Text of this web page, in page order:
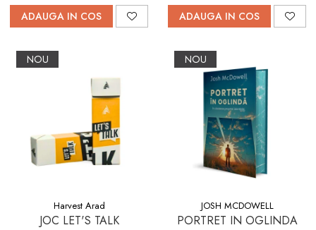
ADAUGA IN COS ADAUGA IN COS
NOU
Harvest Arad
JOC LET'S TALK
NOU
JOSH MCDOWELL
PORTRET IN OGLINDA